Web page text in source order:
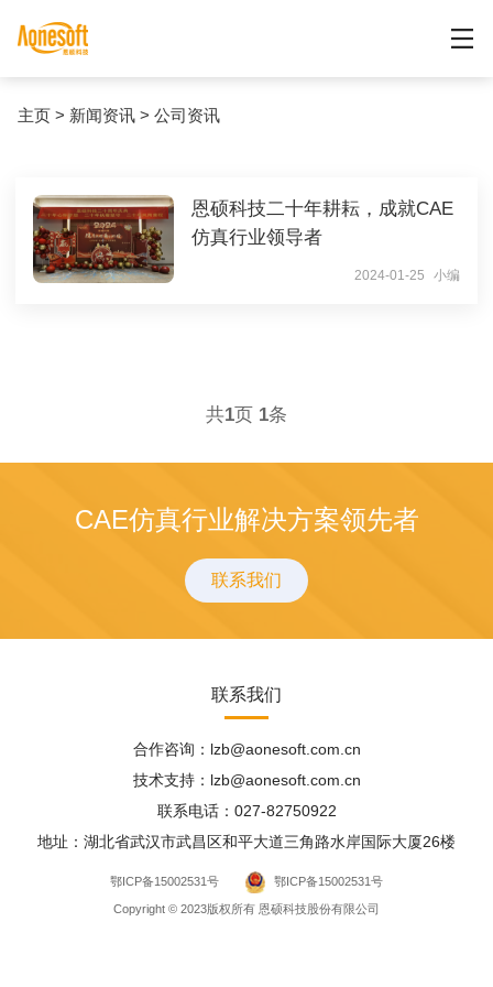
主页 > 新闻资讯 > 公司资讯
恩硕科技二十年耕耘，成就CAE
仿真行业领导者
2024-01-25 小编
共1页 1条
CAE仿真行业解决方案领先者
联系我们
联系我们
合作咨询：lzb@aonesoft.com.cn
技术支持：lzb@aonesoft.com.cn
联系电话：027-82750922
地址：湖北省武汉市武昌区和平大道三角路水岸国际大厦26楼
鄂ICP备15002531号 鄂ICP备15002531号
Copyright © 2023版权所有 恩硕科技股份有限公司